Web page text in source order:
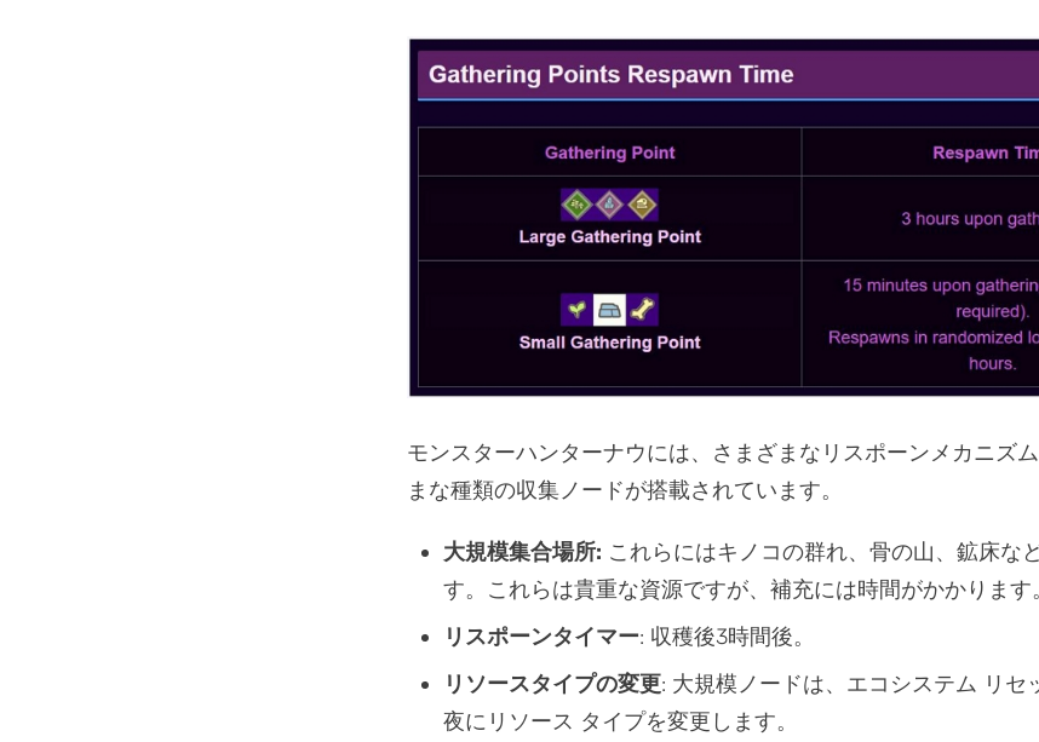
モンスターハンターナウには、さまざまなリスポーンメカニズ
まな種類の収集ノードが搭載されています。
大規模集合場所: これらにはキノコの群れ、骨の山、鉱床な
す。これらは貴重な資源ですが、補充には時間がかかります。
リスポーンタイマー: 収穫後3時間後。
リソースタイプの変更: 大規模ノードは、エコシステム リセ
夜にリソース タイプを変更します。